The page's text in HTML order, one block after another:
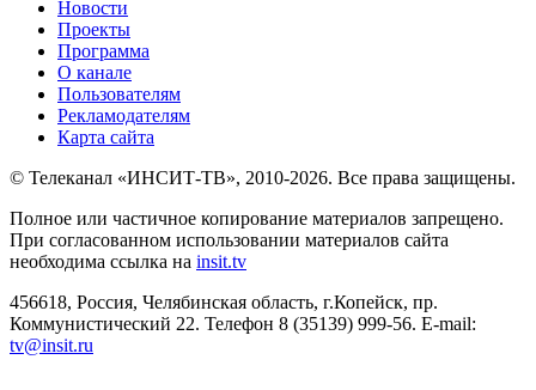
Новости
Проекты
Программа
О канале
Пользователям
Рекламодателям
Карта сайта
© Телеканал «ИНСИТ-ТВ», 2010-2026. Все права защищены.
Полное или частичное копирование материалов запрещено.
При согласованном использовании материалов сайта
необходима ссылка на insit.tv
456618, Россия, Челябинская область, г.Копейск, пр.
Коммунистический 22. Телефон 8 (35139) 999-56. E-mail:
tv@insit.ru